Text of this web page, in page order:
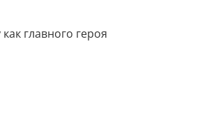
главного героя